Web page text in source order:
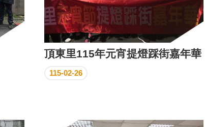
頂東里115年元宵提燈踩街嘉年華
115-02-26